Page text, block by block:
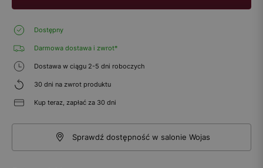
Dostępny
Darmowa dostawa i zwrot*
Dostawa w ciągu 2-5 dni roboczych
30 dni na zwrot produktu
Kup teraz, zapłać za 30 dni
Sprawdź dostępność w salonie Wojas